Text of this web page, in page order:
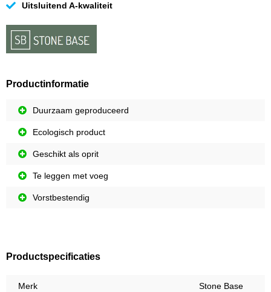
Uitsluitend A-kwaliteit
Productinformatie
Duurzaam geproduceerd
Ecologisch product
Geschikt als oprit
Te leggen met voeg
Vorstbestendig
Productspecificaties
Merk Stone Base